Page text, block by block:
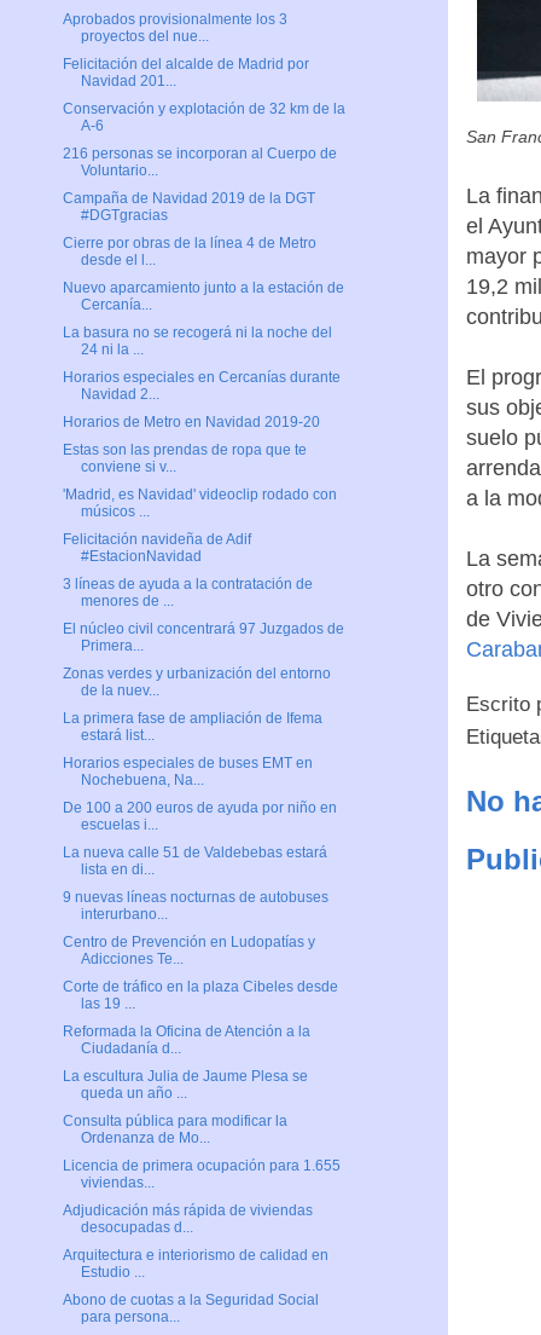
San
La
el
mayor
19,2
El
sus
suelo
a la
La
otro
de
Escrito
No
Aprobados provisionalmente los 3
proyectos del nue...
Felicitación del alcalde de Madrid por
Navidad 201...
Conservación y explotación de 32 km de la
A-6
216 personas se incorporan al Cuerpo de
Voluntario...
Campaña de Navidad 2019 de la DGT
#DGTgracias
Cierre por obras de la línea 4 de Metro
desde el l...
Nuevo aparcamiento junto a la estación de
Cercanía...
La basura no se recogerá ni la noche del
24 ni la ...
Horarios especiales en Cercanías durante
Navidad 2...
Horarios de Metro en Navidad 2019-20
Estas son las prendas de ropa que te
conviene si v...
'Madrid, es Navidad' videoclip rodado con
músicos ...
Felicitación navideña de Adif
#EstacionNavidad
3 líneas de ayuda a la contratación de
menores de ...
El núcleo civil concentrará 97 Juzgados de
Primera...
Zonas verdes y urbanización del entorno
de la nuev...
La primera fase de ampliación de Ifema
estará list...
Horarios especiales de buses EMT en
Nochebuena, Na...
De 100 a 200 euros de ayuda por niño en
escuelas i...
La nueva calle 51 de Valdebebas estará
lista en di...
9 nuevas líneas nocturnas de autobuses
interurbano...
Centro de Prevención en Ludopatías y
Adicciones Te...
Corte de tráfico en la plaza Cibeles desde
las 19 ...
Reformada la Oficina de Atención a la
Ciudadanía d...
La escultura Julia de Jaume Plesa se
queda un año ...
Consulta pública para modificar la
Ordenanza de Mo...
Licencia de primera ocupación para 1.655
viviendas...
Adjudicación más rápida de viviendas
desocupadas d...
Arquitectura e interiorismo de calidad en
Estudio ...
Abono de cuotas a la Seguridad Social
para persona...